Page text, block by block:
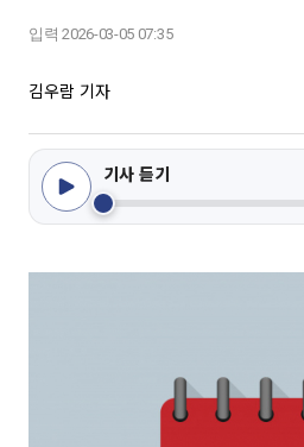
입력 2026-03-05 07:35
김우람 기자
기사 듣기